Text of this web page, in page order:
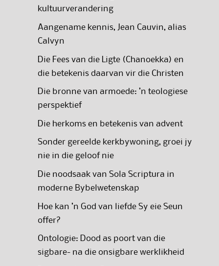
kultuurverandering
Aangename kennis, Jean Cauvin, alias
Calvyn
Die Fees van die Ligte (Chanoekka) en
die betekenis daarvan vir die Christen
Die bronne van armoede: ’n teologiese
perspektief
Die herkoms en betekenis van advent
Sonder gereelde kerkbywoning, groei jy
nie in die geloof nie
Die noodsaak van Sola Scriptura in
moderne Bybelwetenskap
Hoe kan ’n God van liefde Sy eie Seun
offer?
Ontologie: Dood as poort van die
sigbare- na die onsigbare werklikheid